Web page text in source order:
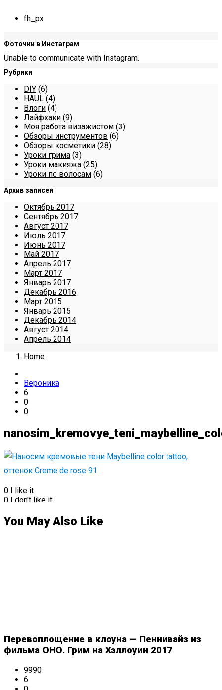
fh_px
Фоточки в Инстаграм
Unable to communicate with Instagram.
Рубрики
DIY (6)
HAUL (4)
Влоги (4)
Лайфхаки (9)
Моя работа визажистом (3)
Обзоры инструментов (6)
Обзоры косметики (28)
Уроки грима (3)
Уроки макияжа (25)
Уроки по волосам (6)
Архив записей
Октябрь 2017
Сентябрь 2017
Август 2017
Июль 2017
Июнь 2017
Май 2017
Апрель 2017
Март 2017
Январь 2017
Декабрь 2016
Март 2015
Январь 2015
Декабрь 2014
Август 2014
Апрель 2014
Home
Вероника
6
0
0
0 I like it
0 I don't like it
You May Also Like
Перевоплощение в клоуна — Пеннивайз из
фильма ОНО. Грим на Хэллоуин 2017
9990
6